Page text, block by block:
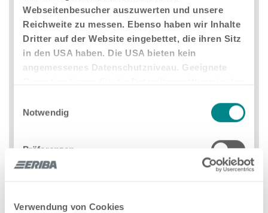
Verwendung von Cookies